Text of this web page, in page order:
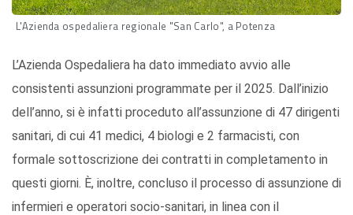
L'Azienda ospedaliera regionale "San Carlo", a Potenza
L’Azienda Ospedaliera ha dato immediato avvio alle
consistenti assunzioni programmate per il 2025. Dall’inizio
dell’anno, si è infatti proceduto all’assunzione di 47 dirigenti
sanitari, di cui 41 medici, 4 biologi e 2 farmacisti, con
formale sottoscrizione dei contratti in completamento in
questi giorni. È, inoltre, concluso il processo di assunzione di
infermieri e operatori socio-sanitari, in linea con il